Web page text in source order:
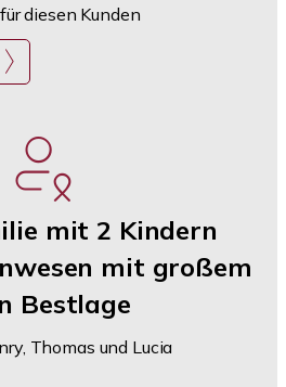
diesen Kunden
mit 2 Kindern
mit großem
Bestlage
Thomas und Lucia